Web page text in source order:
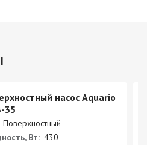
насос Aquario
35
Поверхностный
Вт: 430